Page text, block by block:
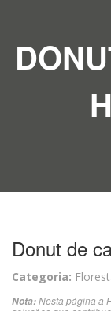
Donut de
Categoria:
Nota:Nesta página a